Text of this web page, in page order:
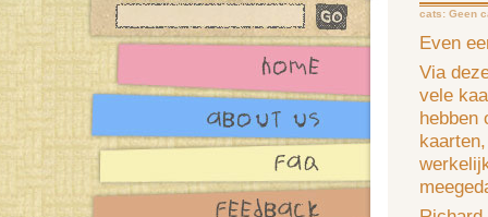
cats: Geen
Even
Via
vele
hebben